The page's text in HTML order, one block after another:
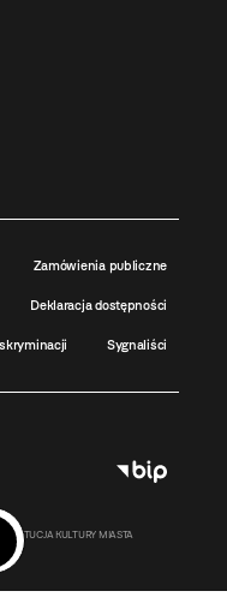
Zamówienia publiczne
Deklaracja dostępności
Sygnaliści
KULTURY MIASTA